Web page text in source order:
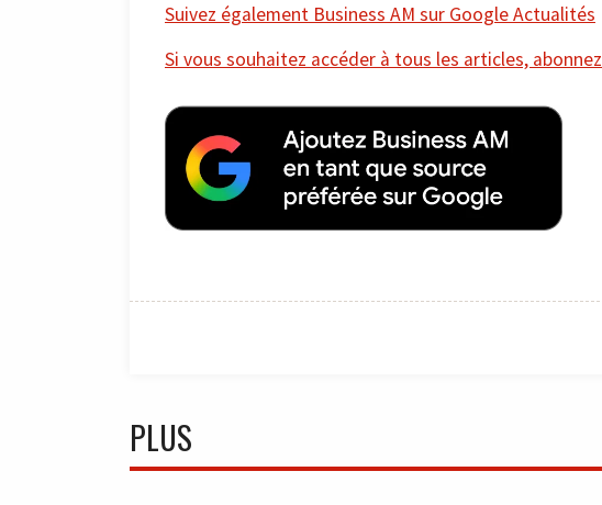
Suivez également Business AM sur Google Actualités
Si vous souhaitez accéder à tous les articles,
PLUS